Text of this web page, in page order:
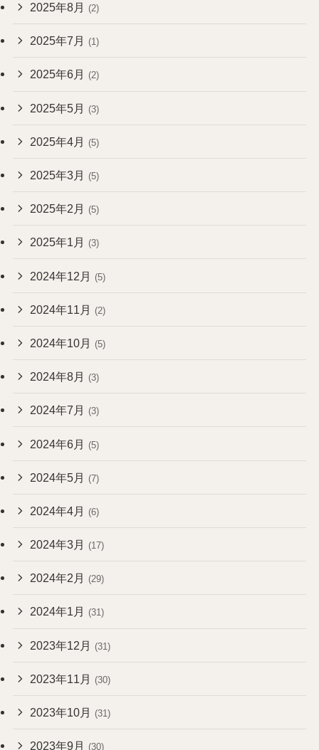
2025年8月 (2)
2025年7月 (1)
2025年6月 (2)
2025年5月 (3)
2025年4月 (5)
2025年3月 (5)
2025年2月 (5)
2025年1月 (3)
2024年12月 (5)
2024年11月 (2)
2024年10月 (5)
2024年8月 (3)
2024年7月 (3)
2024年6月 (5)
2024年5月 (7)
2024年4月 (6)
2024年3月 (17)
2024年2月 (29)
2024年1月 (31)
2023年12月 (31)
2023年11月 (30)
2023年10月 (31)
2023年9月 (30)